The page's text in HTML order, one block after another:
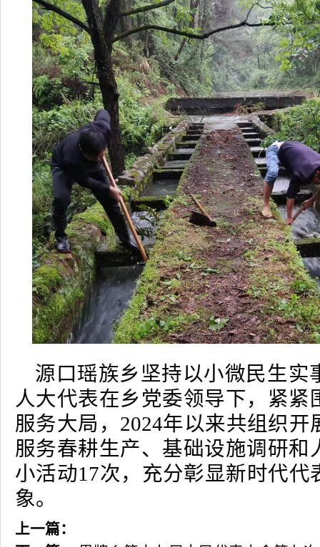
源口瑶族乡坚持以小微民生实
人大代表在乡党委领导下，紧紧
服务大局，2024年以来共组织开
服务春耕生产、基础设施调研和
小活动17次，充分彰显新时代代
象。
上一篇：